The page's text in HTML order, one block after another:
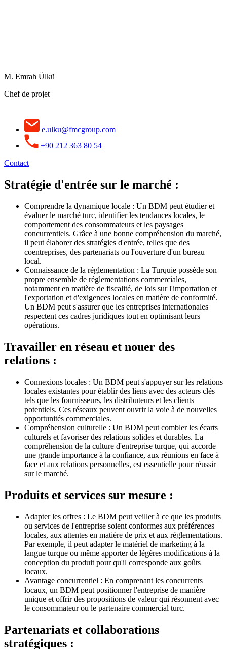
M. Emrah Ülkü
Chef de projet
e.ulku@fmcgroup.com
+90 212 363 80 54
Contact
Stratégie d'entrée sur le marché :
Comprendre la dynamique locale : Un BDM peut étudier et
évaluer le marché turc, identifier les tendances locales, le
comportement des consommateurs et les paysages
concurrentiels. Grâce à une bonne compréhension du marché,
il peut élaborer des stratégies d'entrée, telles que des
coentreprises, des partenariats ou l'ouverture d'un bureau
local.
Connaissance de la réglementation : La Turquie possède son
propre ensemble de réglementations commerciales,
notamment en matière de fiscalité, de lois sur l'importation et
l'exportation et d'exigences locales en matière de conformité.
Un BDM peut s'assurer que les entreprises internationales
respectent ces cadres juridiques tout en optimisant leurs
opérations.
Travailler en réseau et nouer des
relations :
Connexions locales : Un BDM peut s'appuyer sur les relations
locales existantes pour établir des liens avec des acteurs clés
tels que les fournisseurs, les distributeurs et les clients
potentiels. Ces réseaux peuvent ouvrir la voie à de nouvelles
opportunités commerciales.
Compréhension culturelle : Un BDM peut combler les écarts
culturels et favoriser des relations solides et durables. La
compréhension de la culture d'entreprise turque, qui accorde
une grande importance à la confiance, aux réunions en face à
face et aux relations personnelles, est essentielle pour réussir
sur le marché.
Produits et services sur mesure :
Adapter les offres : Le BDM peut veiller à ce que les produits
ou services de l'entreprise soient conformes aux préférences
locales, aux attentes en matière de prix et aux réglementations.
Par exemple, il peut adapter le matériel de marketing à la
langue turque ou même apporter de légères modifications à la
conception du produit pour qu'il corresponde aux goûts
locaux.
Avantage concurrentiel : En comprenant les concurrents
locaux, un BDM peut positionner l'entreprise de manière
unique et offrir des propositions de valeur qui résonnent avec
le consommateur ou le partenaire commercial turc.
Partenariats et collaborations
stratégiques :